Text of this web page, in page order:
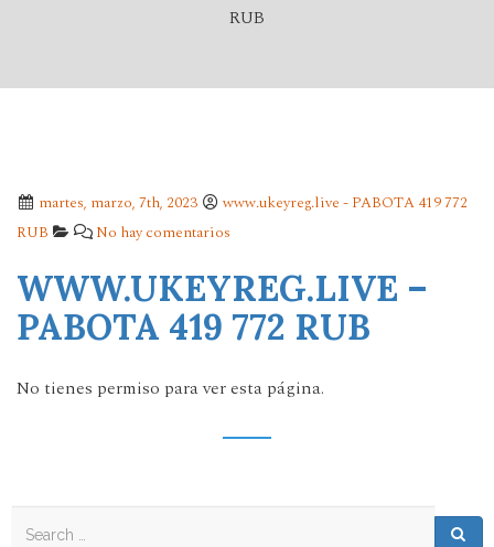
RUB
martes, marzo, 7th, 2023
www.ukeyreg.live - PABOTA 419 772
RUB
No hay comentarios
WWW.UKEYREG.LIVE –
PABOTA 419 772 RUB
No tienes permiso para ver esta página.